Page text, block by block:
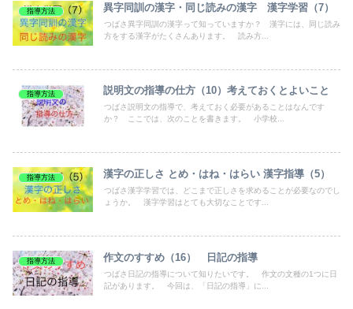
指導方法 異字同訓の漢字・同じ読みの漢字 漢字学習（7）
つばさ異字同訓の漢字って知っていますか？ 漢字には、同じ読み
方をする漢字がたくさんあります。 読み方...
指導方法 説明文の指導の仕方（10）考えておくとよいこと
つばさ説明文の指導で、考えておく必要があることはなんです
か？ ここでは、次のことを書きます。 小学校...
指導方法 漢字の正しさ とめ・はね・はらい 漢字指導（5）
つばさ漢字学習では、どこまで正しさを求めることが必要なのでし
ょうか。 漢字学習はとても大切なことです...
指導方法 作文のすすめ（16） 日記の指導
つばさ日記の指導について知りたいです。 作文の文種の1つに日
記があります。 今回は、「日記の指導」に...